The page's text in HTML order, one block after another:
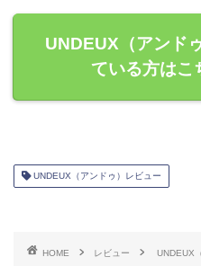
UNDEUX（アンド
ている方はこ
UNDEUX（アンドゥ）レビュー
HOME レビュー UNDEUX